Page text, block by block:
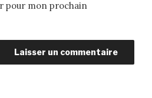
pour mon prochain